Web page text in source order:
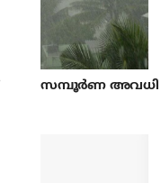
സമ്പൂർണ അവധി